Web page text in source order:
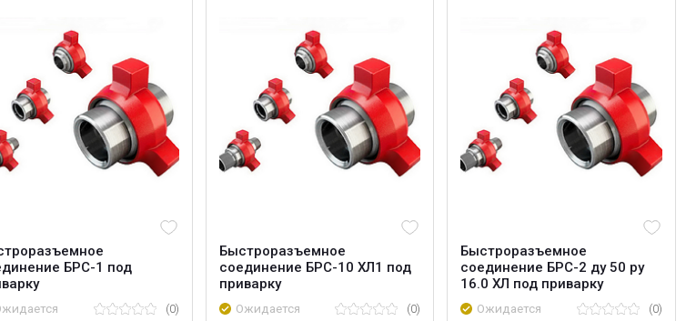
БРС-1 под
(0)
Быстроразъемное
соединение БРС-10 ХЛ1 под
приварку
Ожидается (0)
Быстроразъемное
соединение БРС-2 ду 50 ру
16.0 ХЛ под приварку
Ожидается (0)